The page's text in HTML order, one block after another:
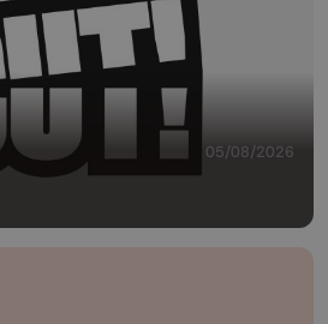
05/08/2026